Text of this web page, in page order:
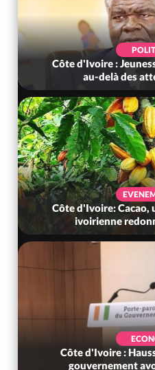
Côte d'Ivoire :
au-delà des
Côte d'Ivoire: Cacao,
ivoirienne
Côte d'Ivoire :
gouvernement